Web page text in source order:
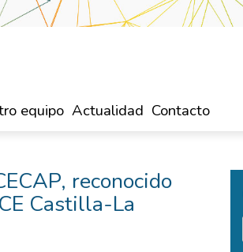
equipo Actualidad Contacto
reconocido
Castilla-La